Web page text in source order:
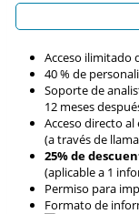
Acceso ilimitado
40 % de
Soporte de
12 meses
Acceso directo
(a través de
25% de
(aplicable a 1
Permiso para
Formato de